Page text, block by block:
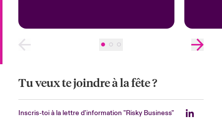
Tu veux te joindre à la fête ?
Inscris-toi à la lettre d'information "Risky Business"